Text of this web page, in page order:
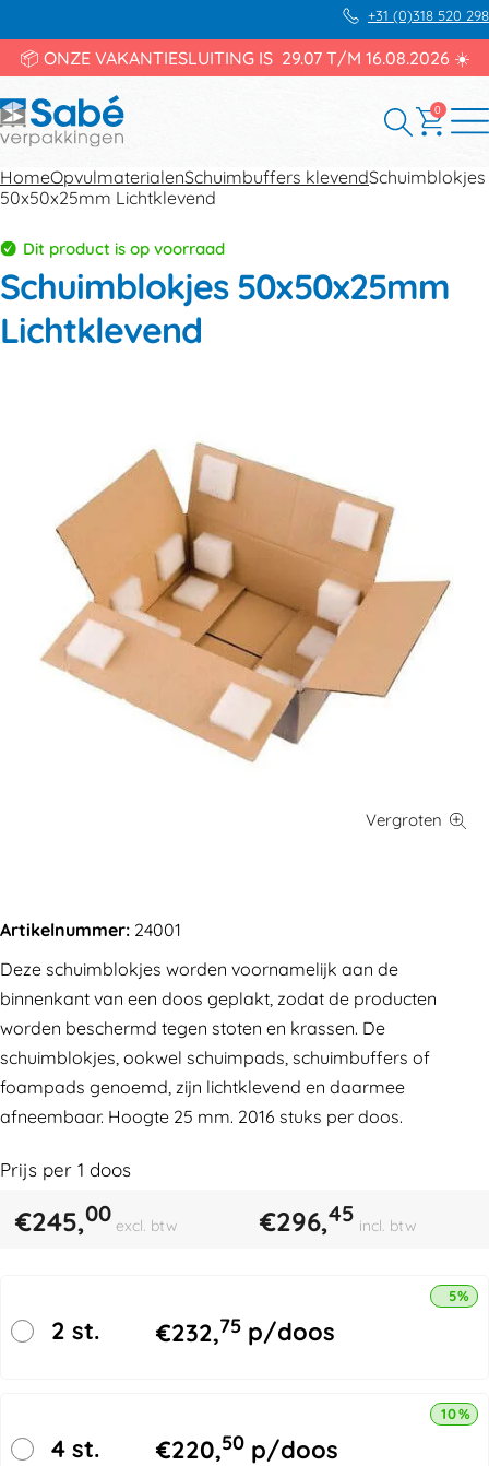
+31 (0)318 520 298
📦 ONZE VAKANTIESLUITING IS 29.07 T/M 16.08.2026 ☀️
0
HomeOpvulmaterialenSchuimbuffers klevendSchuimblokjes
50x50x25mm Lichtklevend
Dit product is op voorraad
Schuimblokjes 50x50x25mm
Lichtklevend
Artikelnummer: 24001
Deze schuimblokjes worden voornamelijk aan de
binnenkant van een doos geplakt, zodat de producten
worden beschermd tegen stoten en krassen. De
schuimblokjes, ookwel schuimpads, schuimbuffers of
foampads genoemd, zijn lichtklevend en daarmee
afneembaar. Hoogte 25 mm. 2016 stuks per doos.
Prijs per 1 doos
€245,00 excl. btw €296,45 incl. btw
2 st. €232,75 p/doos
5%
4 st. €220,50 p/doos
10%